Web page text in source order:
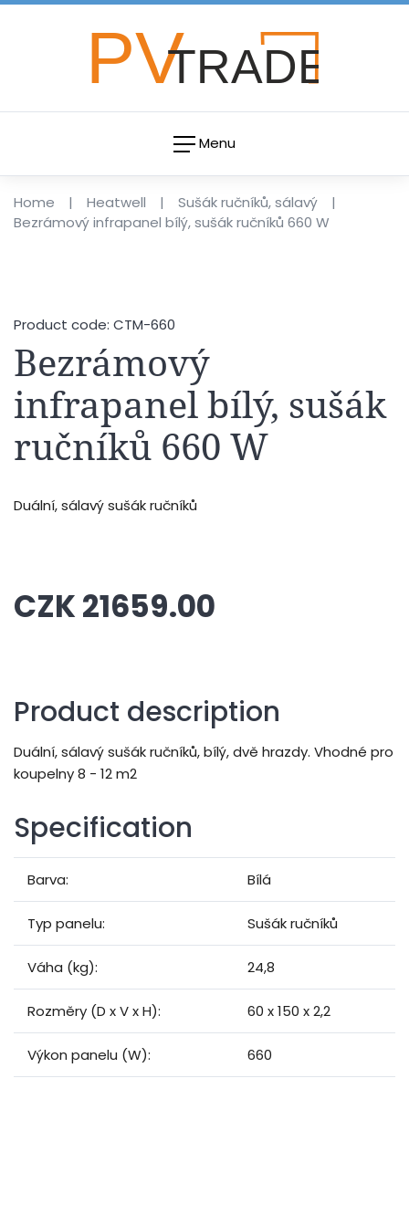
Menu
Home Heatwell
Sušák ručníků, sálavý
Bezrámový infrapanel bílý, sušák ručníků 660 W
Product code: CTM-660
Bezrámový
infrapanel bílý, sušák
ručníků 660 W
Duální, sálavý sušák ručníků
CZK 21659.00
Product description
Duální, sálavý sušák ručníků, bílý, dvě hrazdy. Vhodné pro
koupelny 8 - 12 m2
Specification
Barva: Bílá
Typ panelu: Sušák ručníků
Váha (kg): 24,8
Rozměry (D x V x H): 60 x 150 x 2,2
Výkon panelu (W): 660